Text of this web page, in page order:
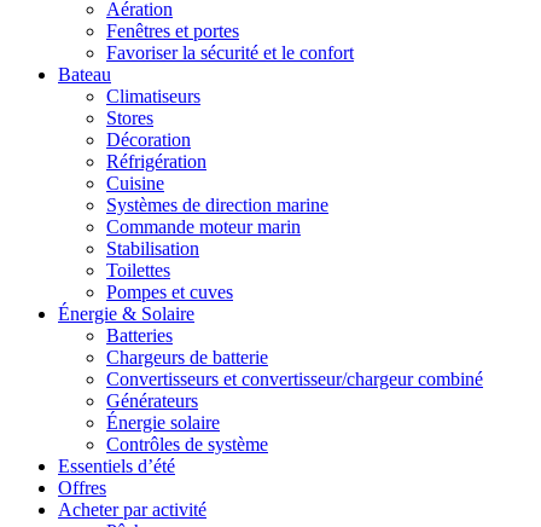
Aération
Fenêtres et portes
Favoriser la sécurité et le confort
Bateau
Climatiseurs
Stores
Décoration
Réfrigération
Cuisine
Systèmes de direction marine
Commande moteur marin
Stabilisation
Toilettes
Pompes et cuves
Énergie & Solaire
Batteries
Chargeurs de batterie
Convertisseurs et convertisseur/chargeur combiné
Générateurs
Énergie solaire
Contrôles de système
Essentiels d’été
Offres
Acheter par activité